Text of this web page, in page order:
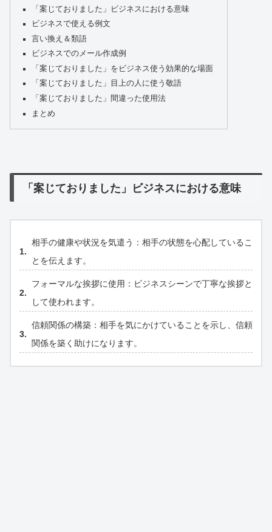
「案じておりました」ビジネスにおける意味
ビジネスで使える例文
言い換え＆類語
ビジネスでのメール作成例
「案じておりました」をビジネス使う効果的な場面
「案じておりました」目上の人に使う敬語
「案じておりました」間違った使用法
まとめ
「案じておりました」ビジネスにおける意味
相手の健康や状況を気遣う：相手の状態を心配しているこ
とを伝えます。
フォーマルな挨拶に使用：ビジネスシーンで丁寧な挨拶と
して使われます。
信頼関係の構築：相手を気にかけていることを示し、信頼
関係を築く助けになります。